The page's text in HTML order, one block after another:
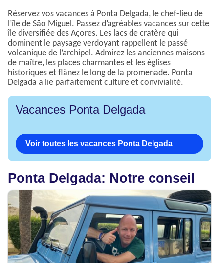
Réservez vos vacances à Ponta Delgada, le chef-lieu de
l’île de São Miguel. Passez d’agréables vacances sur cette
île diversifiée des Açores. Les lacs de cratère qui
dominent le paysage verdoyant rappellent le passé
volcanique de l’archipel. Admirez les anciennes maisons
de maître, les places charmantes et les églises
historiques et flânez le long de la promenade. Ponta
Delgada allie parfaitement culture et convivialité.
Vacances Ponta Delgada
Voir toutes les vacances Ponta Delgada
Ponta Delgada: Notre conseil